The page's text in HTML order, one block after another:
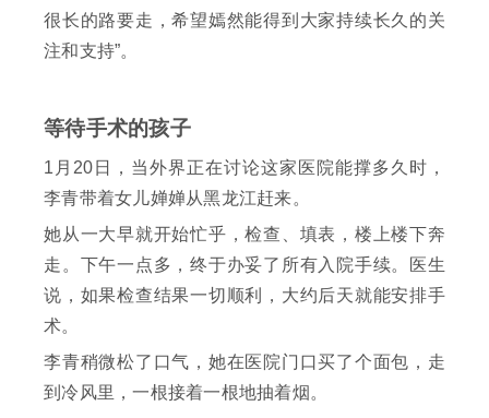
很长的路要走，希望嫣然能得到大家持续长久的关
注和支持”。
等待手术的孩子
1月20日，当外界正在讨论这家医院能撑多久时，
李青带着女儿婵婵从黑龙江赶来。
她从一大早就开始忙乎，检查、填表，楼上楼下奔
走。下午一点多，终于办妥了所有入院手续。医生
说，如果检查结果一切顺利，大约后天就能安排手
术。
李青稍微松了口气，她在医院门口买了个面包，走
到冷风里，一根接着一根地抽着烟。